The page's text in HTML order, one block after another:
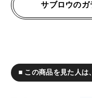
サブロウのガ
■ この商品を見た人は